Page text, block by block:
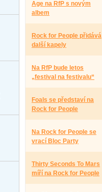
Age na RfP s novým
albem
Rock for People přidává
další kapely
Na RfP bude letos
„festival na festivalu“
Foals se představí na
Rock for People
Na Rock for People se
vrací Bloc Party
Thirty Seconds To Mars
míří na Rock for People